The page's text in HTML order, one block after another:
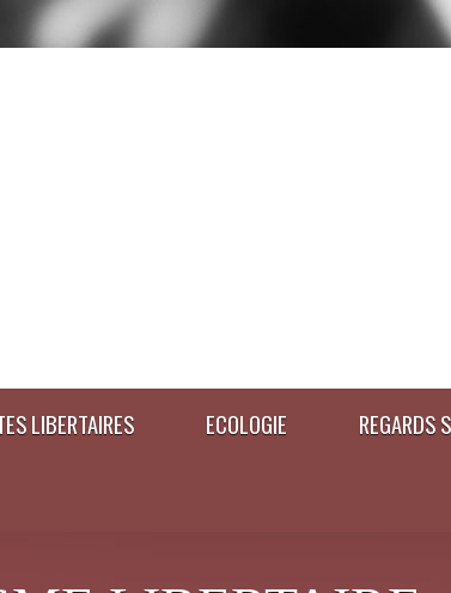
LIBERTAIRES ECOLOGIE REGARDS